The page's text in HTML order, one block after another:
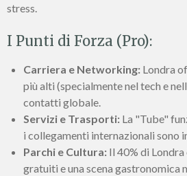
stress.
I Punti di Forza (Pro):
Carriera e Networking: Londra
più alti (specialmente nel tech e
contatti globale.
Servizi e Trasporti: La "Tube"
i collegamenti internazionali sono
Parchi e Cultura: Il 40% di
gratuiti e una scena gastronomica